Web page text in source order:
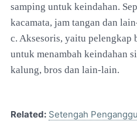
samping untuk keindahan.
kacamata, jam tangan dan
c. Aksesoris, yaitu pelengkap
untuk menambah keindahan
kalung, bros dan lain-lain.
Related: Setengah